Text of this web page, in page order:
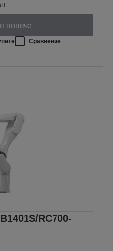
повече
Сравнение
RC700-